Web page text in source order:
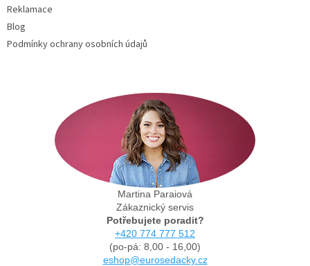
Reklamace
Blog
Podmínky ochrany osobních údajů
Martina Paraiová
Zákaznický servis
Potřebujete poradit?
+420 774 777 512
(po-pá: 8,00 - 16,00)
eshop@eurosedacky.cz